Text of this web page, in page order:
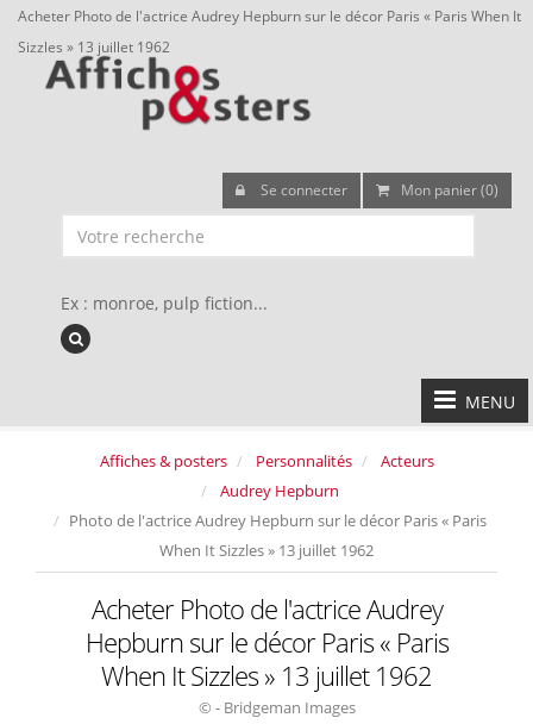
Acheter Photo de l'actrice Audrey Hepburn sur le décor Paris « Paris When It
Sizzles » 13 juillet 1962
Se connecter Mon panier (0)
Ex : monroe, pulp fiction...
MENU
Affiches & posters Personnalités
Acteurs
Audrey Hepburn
Photo de l'actrice Audrey Hepburn sur le décor Paris « Paris
When It Sizzles » 13 juillet 1962
Acheter Photo de l'actrice Audrey
Hepburn sur le décor Paris « Paris
When It Sizzles » 13 juillet 1962
© - Bridgeman Images